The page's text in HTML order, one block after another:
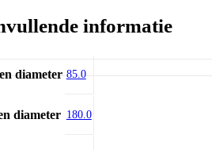
informatie
diameter 85.0
diameter 180.0